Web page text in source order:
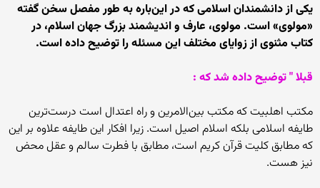
یکی از دانشمندان اسلامی که در این‌‌باره به طور مفصل سخن گفته
«مولوی» است. مولوی، عارف و اندیشمند بزرگ جهان اسلام، در
کتاب مثنوی از زوایای مختلف این مسئله را توضیح داده است.
قبلا " توضیح داده شد که :
مکتب اهل‏بیت که مکتب بین‌‏الامرین و راه اعتدال است درست‏‌ترین
طایفه اسلامى بلکه اسلام اصیل است. زیرا افکار این طایفه علاوه بر این
که مطابق کلیت قرآن کریم است، مطابق با فطرت سالم و عقل محض
نیز هست.